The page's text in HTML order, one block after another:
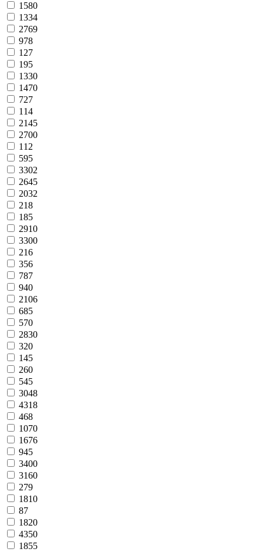
1580
1334
2769
978
127
195
1330
1470
727
114
2145
2700
112
595
3302
2645
2032
218
185
2910
3300
216
356
787
940
2106
685
570
2830
320
145
260
545
3048
4318
468
1070
1676
945
3400
3160
279
1810
87
1820
4350
1855